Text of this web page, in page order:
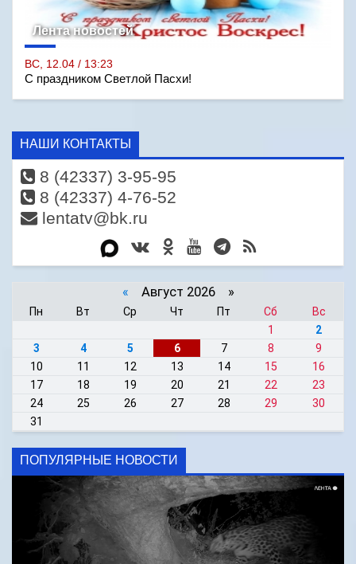
Лента новостей
ВС, 12.04 / 13:23
С праздником Светлой Пасхи!
НАШИ КОНТАКТЫ
8 (42337) 3-95-95
8 (42337) 4-76-52
lentatv@bk.ru
« Август 2026 »
Пн Вт Ср Чт Пт Сб
Вс
1
2
3
4 5 6 7 8
9
10
11 12 13 14 15
16
17
18 19 20 21 22
23
24
25 26 27 28 29
30
31
ПОПУЛЯРНЫЕ НОВОСТИ